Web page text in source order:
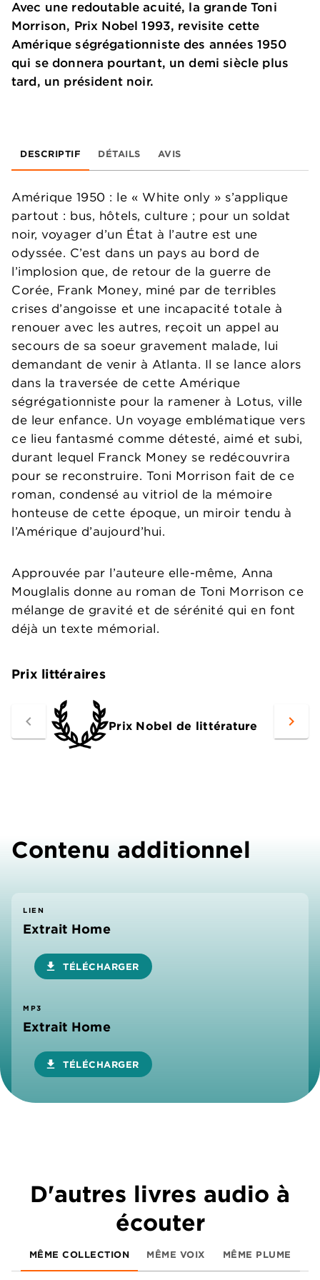
Avec une redoutable acuité, la grande Toni
Morrison, Prix Nobel 1993, revisite cette
Amérique ségrégationniste des années 1950
qui se donnera pourtant, un demi siècle plus
tard, un président noir.
DESCRIPTIF DÉTAILS AVIS
Amérique 1950 : le « White only » s’applique
partout : bus, hôtels, culture ; pour un soldat
noir, voyager d’un État à l’autre est une
odyssée. C’est dans un pays au bord de
l’implosion que, de retour de la guerre de
Corée, Frank Money, miné par de terribles
crises d’angoisse et une incapacité totale à
renouer avec les autres, reçoit un appel au
secours de sa soeur gravement malade, lui
demandant de venir à Atlanta. Il se lance alors
dans la traversée de cette Amérique
ségrégationniste pour la ramener à Lotus, ville
de leur enfance. Un voyage emblématique vers
ce lieu fantasmé comme détesté, aimé et subi,
durant lequel Franck Money se redécouvrira
pour se reconstruire. Toni Morrison fait de ce
roman, condensé au vitriol de la mémoire
honteuse de cette époque, un miroir tendu à
l’Amérique d’aujourd’hui.
Approuvée par l’auteure elle-même, Anna
Mouglalis donne au roman de Toni Morrison ce
mélange de gravité et de sérénité qui en font
déjà un texte mémorial.
Prix littéraires
navigate_before Prix Nobel de littérature navigate_next
Contenu additionnel
LIEN
Extrait Home
download TÉLÉCHARGER
MP3
Extrait Home
download TÉLÉCHARGER
D'autres livres audio à
écouter
MÊME COLLECTION MÊME VOIX MÊME PLUME